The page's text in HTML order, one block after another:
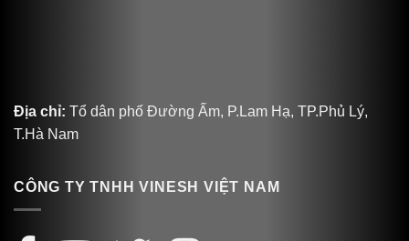
Địa chỉ: Tổ dân phố Đường Ấm, P.Lam Hạ, TP.Phủ Lý,
T.Hà Nam
CÔNG TY TNHH VINESH VIỆT NAM